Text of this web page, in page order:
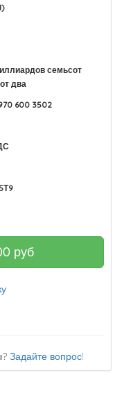
семьсот
два
600 3502
руб
Задайте вопрос!